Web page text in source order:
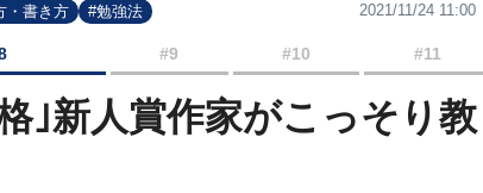
・書き方 #勉強法 2021/11/24 11:00
#9 #10 #11
｣新人賞作家がこっそり教